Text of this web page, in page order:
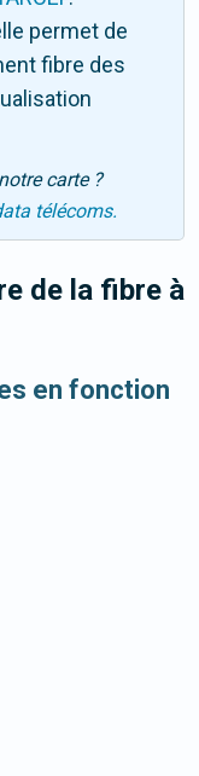
permet de
fibre des
carte ?
télécoms.
de la fibre à
en fonction